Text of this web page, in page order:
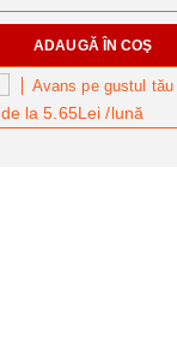
de la5.65Lei/lună
Avans pe gustul tău